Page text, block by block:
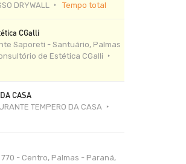
DRYWALL Tempo total
CGalli
Saporeti - Santuário, Palmas
de Estética CGalli
CASA
TEMPERO DA CASA
- Centro, Palmas - Paraná,